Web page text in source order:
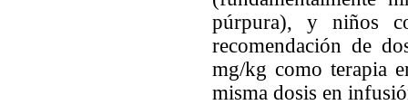
púrpura), y niños
recomendación de
mg/kg como terapia
misma dosis en